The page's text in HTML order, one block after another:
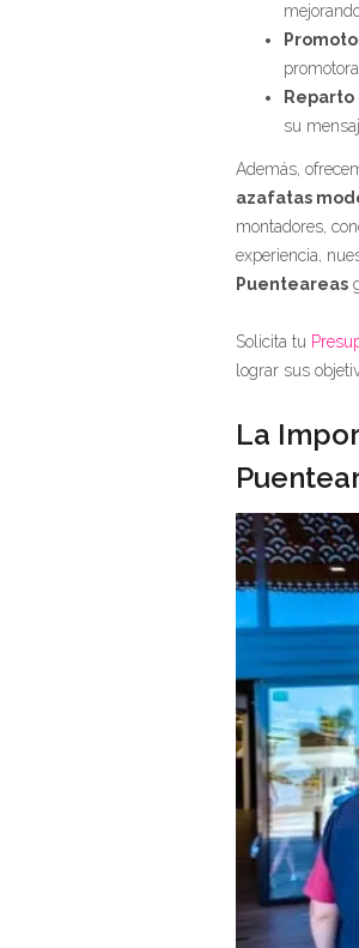
Reparto
su
Además,
azafatas
montadores,
experiencia,
Puenteareas
Solicita tu
lograr sus
La